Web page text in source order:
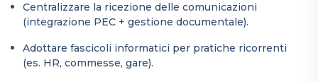
Centralizzare la ricezione delle comunicazioni
(integrazione PEC + gestione documentale).
Adottare fascicoli informatici per pratiche ricorrenti
(es. HR, commesse, gare).